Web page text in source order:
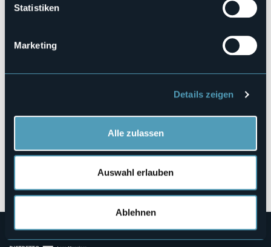
Statistiken
Marketing
Details zeigen
Alle zulassen
Auswahl erlauben
Ablehnen
28845 - DOMODOSSOLA (VB)
Öffnen Sie die Karte